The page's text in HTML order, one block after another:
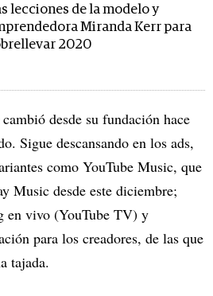
lecciones de la modelo y
Miranda Kerr para
2020
desde su fundación hace
Sigue descansando en los ads,
como YouTube Music, que
Music desde este diciembre;
en vivo (YouTube TV) y
para los creadores, de las que
tajada.